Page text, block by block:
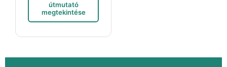
útmutató
megtekintése